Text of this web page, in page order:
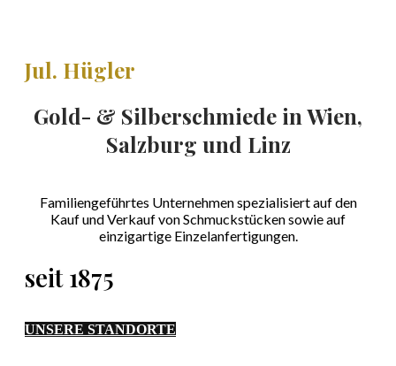
Jul. Hügler
Gold- & Silberschmiede in Wien,
Salzburg und Linz
Familiengeführtes Unternehmen spezialisiert auf den
Kauf und Verkauf von Schmuckstücken sowie auf
einzigartige Einzelanfertigungen.
seit 1875
UNSERE STANDORTE